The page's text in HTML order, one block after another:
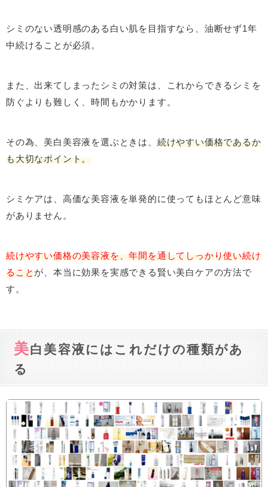
シミのない透明感のある白い肌を目指すなら、油断せず1年
中続けることが必須。
また、出来てしまったシミの対策は、これからできるシミを
防ぐよりも難しく、時間もかかります。
その為、美白美容液を選ぶときは、 続けやすい価格であるか
も大切なポイント。
シミケアは、高価な美容液を単発的に使ってもほとんど意味
がありません。
続けやすい価格の美容液を、年間を通してしっかり使い続け
ることが、本当に効果を実感できる賢い美白ケアの方法で
す。
美白美容液にはこれだけの種類があ
る